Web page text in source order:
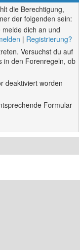
die Berechtigung,
der folgenden sein:
dich an und
| Registrierung?
Versuchst du auf
in den Forenregeln, ob
deaktiviert worden
Formular